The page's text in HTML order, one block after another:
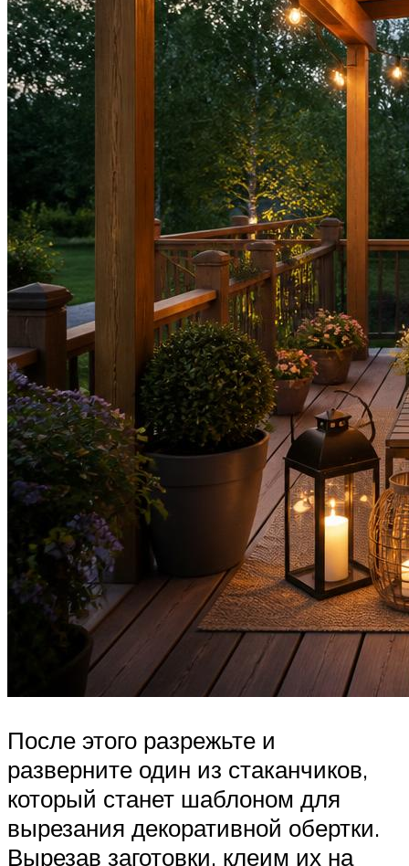
После этого разрежьте и
разверните один из стаканчиков,
который станет шаблоном для
вырезания декоративной обертки.
Вырезав заготовки, клеим их на